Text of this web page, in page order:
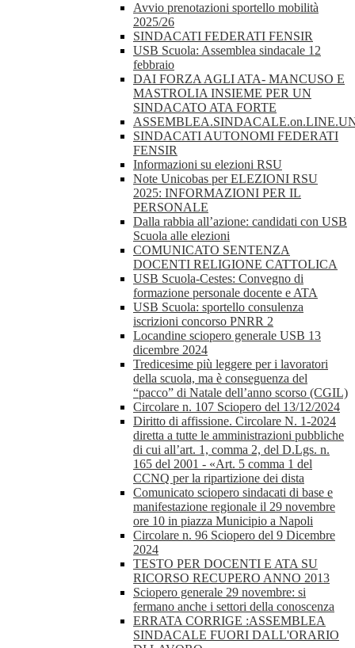
Avvio prenotazioni sportello mobilità
2025/26
SINDACATI FEDERATI FENSIR
USB Scuola: Assemblea sindacale 12
febbraio
DAI FORZA AGLI ATA- MANCUSO E
MASTROLIA INSIEME PER UN
SINDACATO ATA FORTE
SINDACATI AUTONOMI FEDERATI
FENSIR
Informazioni su elezioni RSU
Note Unicobas per ELEZIONI RSU
2025: INFORMAZIONI PER IL
PERSONALE
Dalla rabbia all’azione: candidati con USB
Scuola alle elezioni
COMUNICATO SENTENZA
DOCENTI RELIGIONE CATTOLICA
USB Scuola-Cestes: Convegno di
formazione personale docente e ATA
USB Scuola: sportello consulenza
iscrizioni concorso PNRR 2
Locandine sciopero generale USB 13
dicembre 2024
Tredicesime più leggere per i lavoratori
della scuola, ma è conseguenza del
“pacco” di Natale dell’anno scorso (CGIL)
Circolare n. 107 Sciopero del 13/12/2024
Diritto di affissione. Circolare N. 1-2024
diretta a tutte le amministrazioni pubbliche
di cui all’art. 1, comma 2, del D.Lgs. n.
165 del 2001 - «Art. 5 comma 1 del
CCNQ per la ripartizione dei dista
Comunicato sciopero sindacati di base e
manifestazione regionale il 29 novembre
ore 10 in piazza Municipio a Napoli
Circolare n. 96 Sciopero del 9 Dicembre
2024
TESTO PER DOCENTI E ATA SU
RICORSO RECUPERO ANNO 2013
Sciopero generale 29 novembre: si
fermano anche i settori della conoscenza
ERRATA CORRIGE :ASSEMBLEA
SINDACALE FUORI DALL'ORARIO